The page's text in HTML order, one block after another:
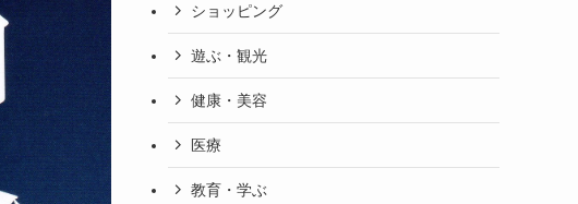
ショッピング
遊ぶ・観光
健康・美容
医療
教育・学ぶ